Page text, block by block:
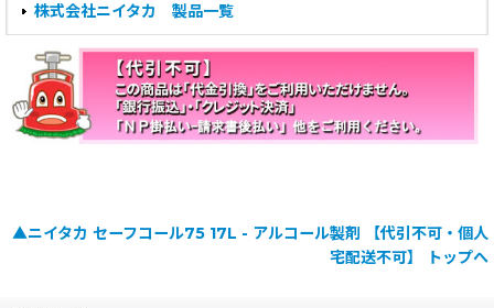
株式会社ニイタカ 製品一覧
▲ニイタカ セーフコール75 17L - アルコール製剤 【代引不可・個人
宅配送不可】 トップへ